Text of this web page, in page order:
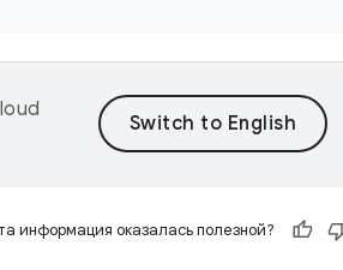
информация оказалась полезной?